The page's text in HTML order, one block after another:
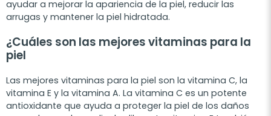
ayudar a mejorar la apariencia de la piel, reducir las
arrugas y mantener la piel hidratada.
¿Cuáles son las mejores vitaminas para la
piel
Las mejores vitaminas para la piel son la vitamina C, la
vitamina E y la vitamina A. La vitamina C es un potente
antioxidante que ayuda a proteger la piel de los daños